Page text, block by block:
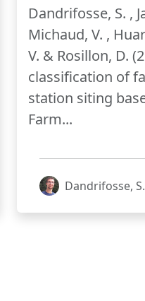
Dandrifosse, S. ,
Michaud, V. ,
V. & Rosillon, D.
classification of
station siting
Farm...
Dandrifosse, S.